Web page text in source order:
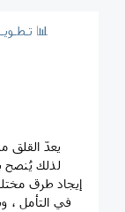
💡تـطـويـر الـذات والـمـهـارات الـسـلـوكـيـة 📊
يعدّ القلق
لذلك يُنصح
إيجاد طرق
في التأمل ،